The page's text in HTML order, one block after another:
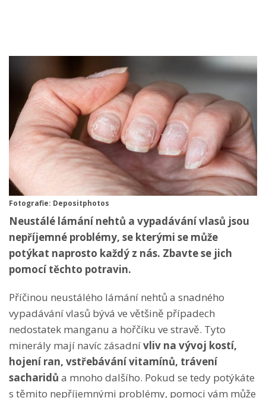
Fotografie: Depositphotos
Neustálé lámání nehtů a vypadávání vlasů jsou
nepříjemné problémy, se kterými se může
potýkat naprosto každý z nás. Zbavte se jich
pomocí těchto potravin.
Příčinou neustálého lámání nehtů a snadného
vypadávání vlasů bývá ve většině případech
nedostatek manganu a hořčíku ve stravě. Tyto
minerály mají navíc zásadnívliv na vývoj kostí,
hojení ran, vstřebávání vitamínů, trávení
sacharidů a mnoho dalšího. Pokud se tedy potýkáte
s těmito nepříjemnými problémy, pomoci vám může